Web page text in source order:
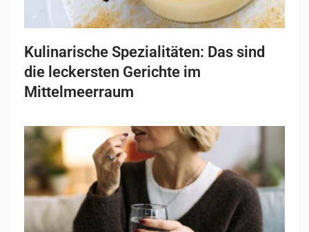
Kulinarische Spezialitäten: Das sind
die leckersten Gerichte im
Mittelmeerraum